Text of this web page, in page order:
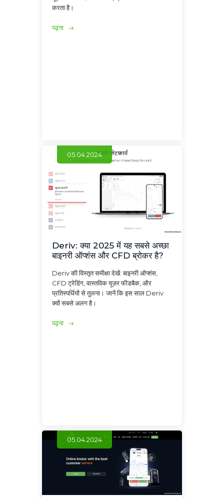
करता है।
पढ़ना
05.04.2024
Deriv: क्या 2025 में यह सबसे अच्छा
बाइनरी ऑप्शंस और CFD ब्रोकर है?
Deriv की विस्तृत समीक्षा देखें: बाइनरी ऑप्शंस,
CFD ट्रेडिंग, वास्तविक यूज़र फीडबैक, और
प्रतिस्पर्धियों से तुलना। जानें कि इस साल Deriv
क्यों सबसे अलग है।
पढ़ना
05.04.2024